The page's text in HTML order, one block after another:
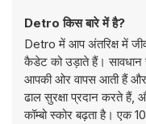
Detro किस बारे में है?
Detro में आप अंतरिक्ष में
कैडेट को उड़ाते हैं। सावधान
आपकी ओर वापस आती हैं और
ढाल सुरक्षा प्रदान करते
कॉम्बो स्कोर बढ़ता है। एक